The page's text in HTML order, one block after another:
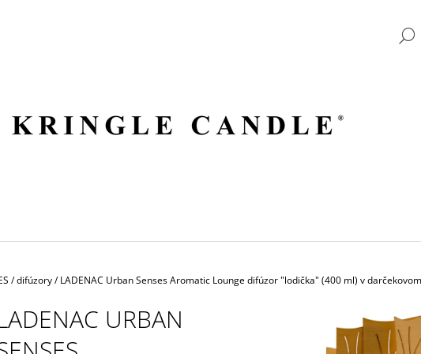
/difúzory/ LADENAC Urban Senses Aromatic Lounge difúzor "lodička" (400 ml) v
URBAN
HERMANOS APOTHECARY VOLUSPA JAPONICA